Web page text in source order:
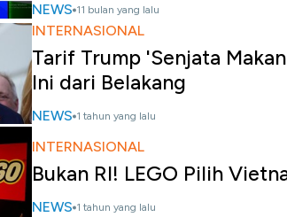
NEWS 11 bulan yang lalu
INTERNASIONAL
Tarif Trump 'Senjata
Ini dari Belakang
NEWS 1 tahun yang lalu
INTERNASIONAL
Bukan RI! LEGO Pilih
NEWS 1 tahun yang lalu